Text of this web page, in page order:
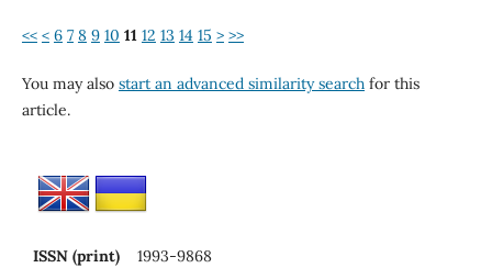
<< < 6 7 8 9 10 11 12 13 14 15 > >>
You may also start an advanced similarity searchfor this
article.
ISSN (print) 1993-9868